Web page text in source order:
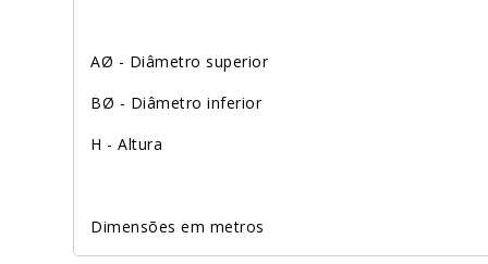
AØ - Diâmetro superior
BØ - Diâmetro inferior
H - Altura
Dimensões em metros